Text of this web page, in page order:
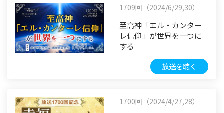
1709回（2024/6/29,30）
至高神「エル・カンター
レ信仰」が世界を一つに
する
放送を聴く
1700回（2024/4/27,28）